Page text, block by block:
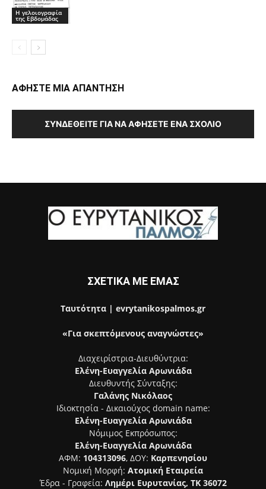
Η γελοιογραφία
της Εβδομάδας
ΑΦΗΣΤΕ ΜΙΑ ΑΠΑΝΤΗΣΗ
ΣΥΝΔΕΘΕΊΤΕ ΓΙΑ ΝΑ ΑΦΉΣΕΤΕ ΈΝΑ ΣΧΌΛΙΟ
ΣΧΕΤΙΚΑ ΜΕ ΕΜΑΣ
Ταυτότητα | evrytanikospalmos.gr
«Για σκεπτόμενους αναγνώστες»
Διαχειρίστρια-Διευθύντρια:
Ελένη-Ευαγγελία Αρωνιάδα
Διευθυντής Σύνταξης:
Γαλάνης Νικόλαος
Ιδιοκτησία - Δικαιούχος domain name:
Ελένη-Ευαγγελία Αρωνιάδα
Νόμιμος Εκπρόσωπος:
Ελένη-Ευαγγελία Αρωνιάδα
ΑΦΜ: 104313096, ΔΟΥ: Καρπενησίου
Νομική Μορφή: Ατομική Εταιρεία
Έδρα - Γραφεία: Λημέρι Ευρυτανίας, ΤΚ 36072